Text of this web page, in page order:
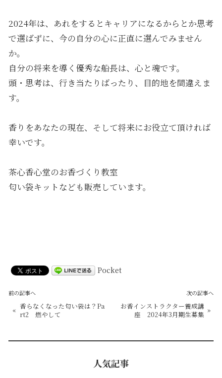
2024年は、あれをするとキャリアになるからとか思考
で選ばずに、今の自分の心に正直に選んでみません
か。
自分の将来を導く優秀な船長は、心と魂です。
頭・思考は、行き当たりばったり、目的地を間違えま
す。
香りをあなたの現在、そして将来にお役立て頂ければ
幸いです。
茶心香心堂のお香づくり教室
匂い袋キットなども販売しています。
Pocket
前の記事へ
« 香らなくなった匂い袋は？Pa
rt2 燃やして
次の記事へ
お香インストラクター養成講
座 2024年3月期生募集 »
人気記事